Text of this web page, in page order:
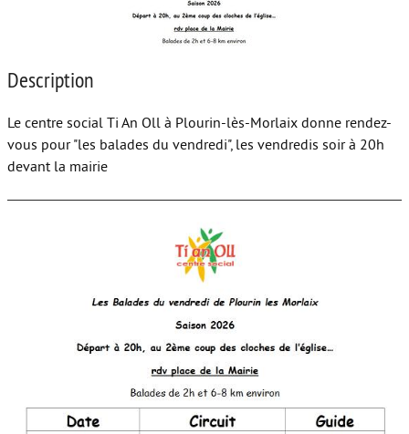
Face au handicap
Face au deuil
Vie de couple
Aide aux parents
Description
Le centre social Ti An Oll à Plourin-lès-Morlaix donne rendez-
vous pour "les balades du vendredi", les vendredis soir à 20h
devant la mairie